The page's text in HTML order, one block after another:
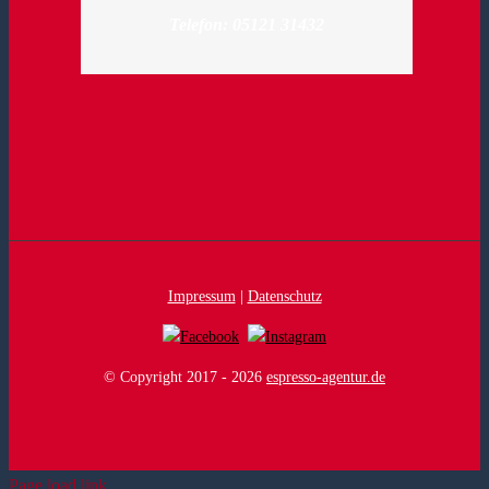
Impressum| Datenschutz
© Copyright 2017 - 2026 espresso-agentur.de
Page load link